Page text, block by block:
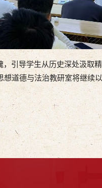
导学生从历史深处汲取
道德与法治教研室将继